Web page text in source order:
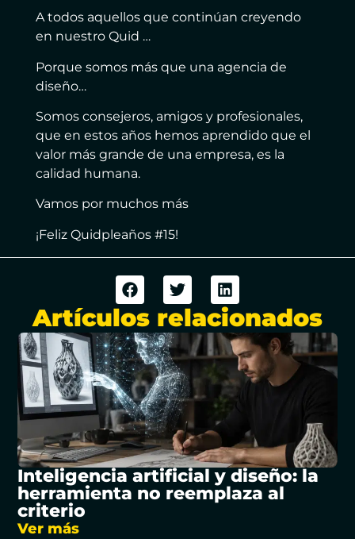
A todos aquellos que continúan creyendo
en nuestro Quid …
Porque somos más que una agencia de
diseño…
Somos consejeros, amigos y profesionales,
que en estos años hemos aprendido que el
valor más grande de una empresa, es la
calidad humana.
Vamos por muchos más
¡Feliz Quidpleaños #15!
Artículos relacionados
Inteligencia artificial y diseño: la
herramienta no reemplaza al
criterio
Ver más